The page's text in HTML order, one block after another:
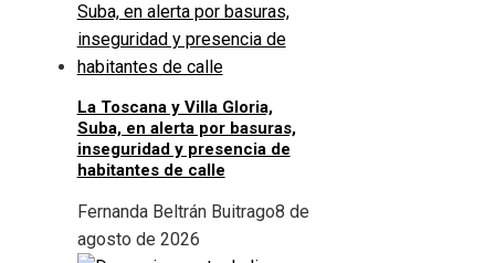
La Toscana y Villa Gloria,
Suba, en alerta por basuras,
inseguridad y presencia de
habitantes de calle
Fernanda Beltrán Buitrago8 de
agosto de 2026